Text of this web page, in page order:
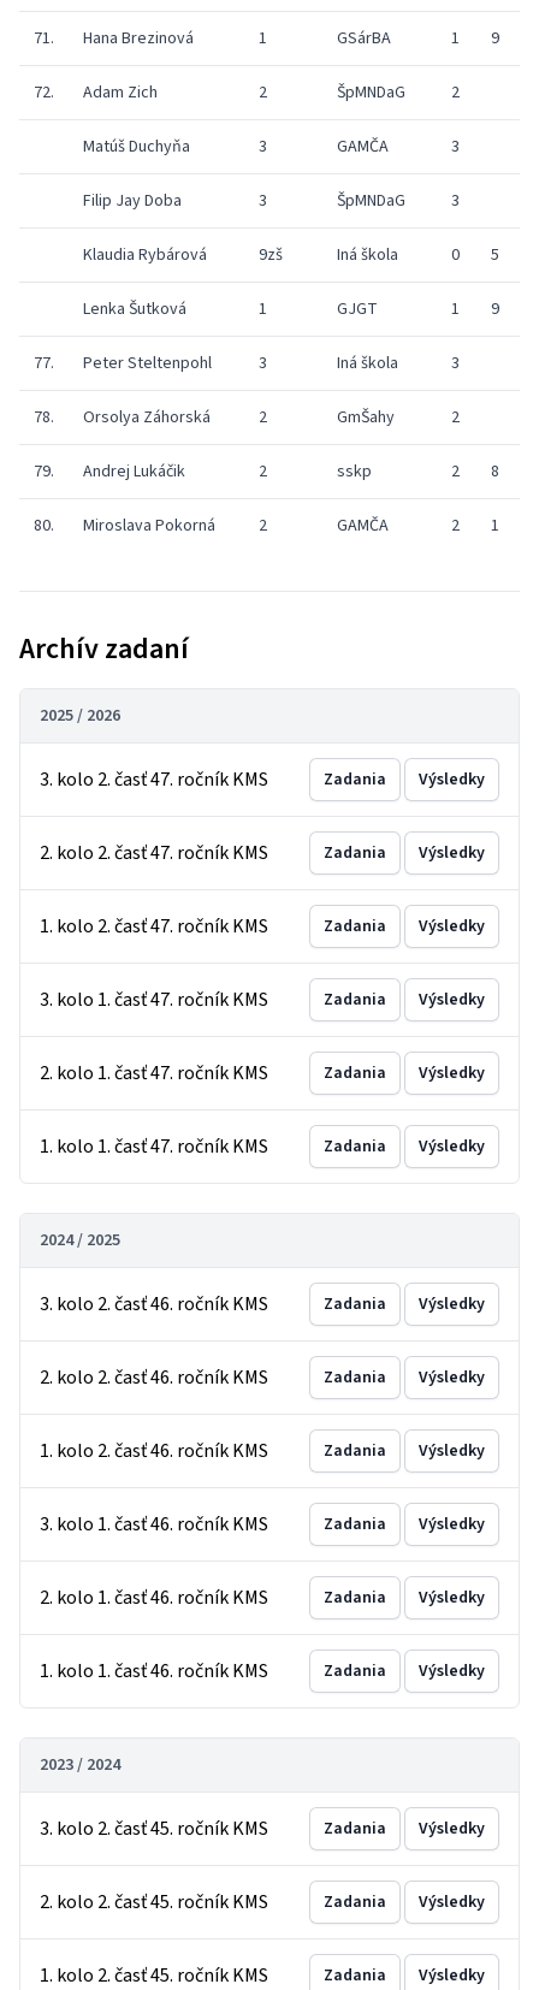
71. Hana Brezinová 1 GSárBA 1 9
72. Adam Zich 2 ŠpMNDaG 2
Matúš Duchyňa 3 GAMČA 3
Filip Jay Doba 3 ŠpMNDaG 3
Klaudia Rybárová 9zš Iná škola 0 5
Lenka Šutková 1 GJGT 1 9
77. Peter Steltenpohl 3 Iná škola 3
78. Orsolya Záhorská 2 GmŠahy 2
79. Andrej Lukáčik 2 sskp 2 8
80. Miroslava Pokorná 2 GAMČA 2 1
Archív zadaní
2025 / 2026
3. kolo 2. časť 47. ročník KMS Zadania Výsledky
2. kolo 2. časť 47. ročník KMS Zadania Výsledky
1. kolo 2. časť 47. ročník KMS Zadania Výsledky
3. kolo 1. časť 47. ročník KMS Zadania Výsledky
2. kolo 1. časť 47. ročník KMS Zadania Výsledky
1. kolo 1. časť 47. ročník KMS Zadania Výsledky
2024 / 2025
3. kolo 2. časť 46. ročník KMS Zadania Výsledky
2. kolo 2. časť 46. ročník KMS Zadania Výsledky
1. kolo 2. časť 46. ročník KMS Zadania Výsledky
3. kolo 1. časť 46. ročník KMS Zadania Výsledky
2. kolo 1. časť 46. ročník KMS Zadania Výsledky
1. kolo 1. časť 46. ročník KMS Zadania Výsledky
2023 / 2024
3. kolo 2. časť 45. ročník KMS Zadania Výsledky
2. kolo 2. časť 45. ročník KMS Zadania Výsledky
1. kolo 2. časť 45. ročník KMS Zadania Výsledky